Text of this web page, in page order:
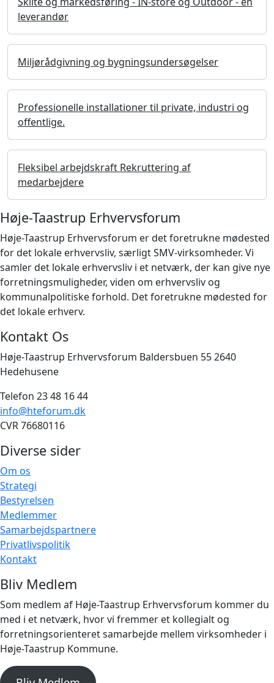
leverandør
Miljørådgivning og bygningsundersøgelser
Professionelle installationer til private, industri og
offentlige.
Fleksibel arbejdskraft Rekruttering af
medarbejdere
Høje-Taastrup Erhvervsforum
Høje-Taastrup Erhvervsforum er det foretrukne mødested
for det lokale erhvervsliv, særligt SMV-virksomheder. Vi
samler det lokale erhvervsliv i et netværk, der kan give nye
forretningsmuligheder, viden om erhvervsliv og
kommunalpolitiske forhold. Det foretrukne mødested for
det lokale erhverv.
Kontakt Os
Høje-Taastrup Erhvervsforum Baldersbuen 55 2640
Hedehusene
Telefon 23 48 16 44
info@hteforum.dk
CVR 76680116
Diverse sider
Om os
Strategi
Bestyrelsen
Medlemmer
Samarbejdspartnere
Privatlivspolitik
Kontakt
Bliv Medlem
Som medlem af Høje-Taastrup Erhvervsforum kommer du
med i et netværk, hvor vi fremmer et kollegialt og
forretningsorienteret samarbejde mellem virksomheder i
Høje-Taastrup Kommune.